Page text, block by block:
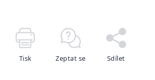
Tisk Zeptat se Sdílet